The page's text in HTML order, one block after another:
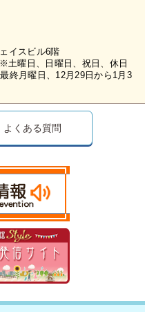
イスビル6階
土曜日、日曜日、祝日、休日
終月曜日、12月29日から1月3
よくある質問